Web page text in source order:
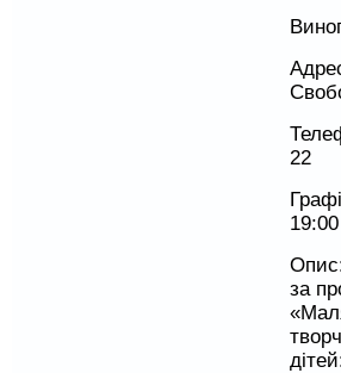
22
19:00
за